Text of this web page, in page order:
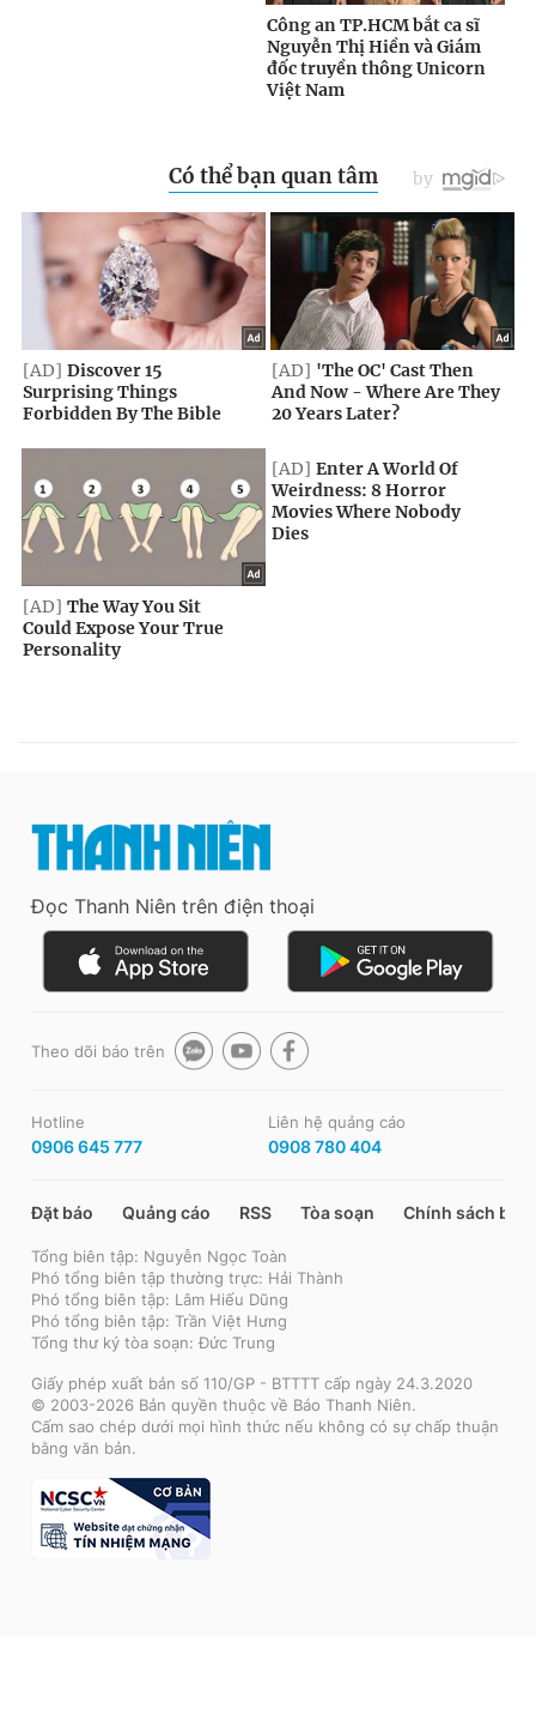
Đọc Thanh Niên trên điện thoại
Theo dõi báo trên
Hotline
0906 645 777
Liên hệ quảng cáo
0908 780 404
Đặt báo Quảng cáo RSS Tòa soạn Chính sách bảo
Tổng biên tập: Nguyễn Ngọc Toàn
Phó tổng biên tập thường trực: Hải Thành
Phó tổng biên tập: Lâm Hiếu Dũng
Phó tổng biên tập: Trần Việt Hưng
Tổng thư ký tòa soạn: Đức Trung
Giấy phép xuất bản số 110/GP - BTTTT cấp ngày 24.3.2020
© 2003-2026 Bản quyền thuộc về Báo Thanh Niên.
Cấm sao chép dưới mọi hình thức nếu không có sự chấp thuận
bằng văn bản.